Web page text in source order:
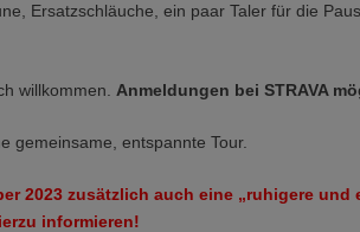
Ersatzschläuche, ein paar Taler für die
willkommen. Anmeldungen bei STRAVA
gemeinsame, entspannte Tour.
2023 zusätzlich auch eine „ruhigere und
informieren!